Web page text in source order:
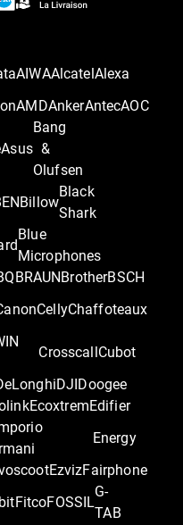
AIWAAlcatel Alexa
AMDAnkerAntecAOC
Asus
Bang
&
Olufsen
Billow
Black
Shark
Blue
Microphones
BRAUN BrotherBSCH
CellyChaffoteaux
Crosscall Cubot
DJI Doogee
EcoxtremEdifier
Energy
EzvizFairphone
FitcoFOSSIL
G-
TAB